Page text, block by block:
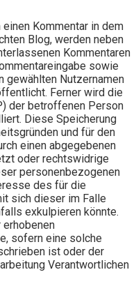
Kommentar in dem
Blog, werden neben
Kommentaren
sowie
gewählten Nutzernamen
Ferner wird die
der betroffenen Person
Diese Speicherung
und für den
einen abgegebenen
oder rechtswidrige
personenbezogenen
des für die
sich dieser im Falle
exkulpieren könnte.
sofern eine solche
ist oder der
Verantwortlichen